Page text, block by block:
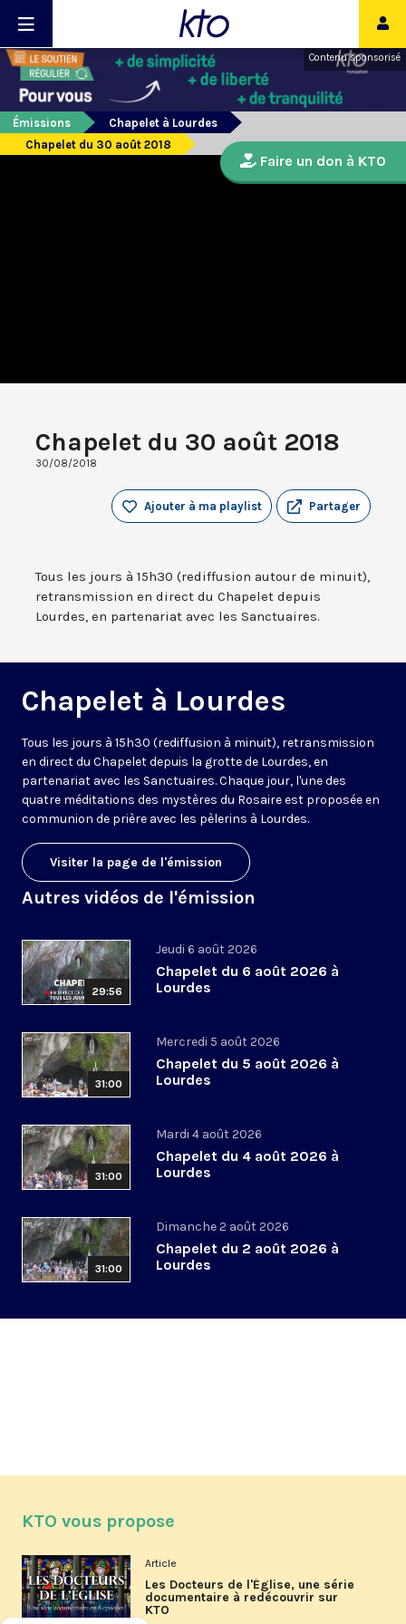
Contenu sponsorisé
Émissions
Chapelet à Lourdes
Chapelet du 30 août 2018
Chapelet du 30 août 2018
30/08/2018
Partager
Ajouter à ma playlist
Tous les jours à 15h30 (rediffusion autour de minuit),
retransmission en direct du Chapelet depuis
Lourdes, en partenariat avec les Sanctuaires.
Chapelet à Lourdes
Tous les jours à 15h30 (rediffusion à minuit), retransmission
en direct du Chapelet depuis la grotte de Lourdes, en
partenariat avec les Sanctuaires. Chaque jour, l'une des
quatre méditations des mystères du Rosaire est proposée en
communion de prière avec les pèlerins à Lourdes.
Visiter la page de l'émission
Autres vidéos de l'émission
29:56
Jeudi 6 août 2026
Chapelet du 6 août 2026 à
Lourdes
31:00
Mercredi 5 août 2026
Chapelet du 5 août 2026 à
Lourdes
31:00
Mardi 4 août 2026
Chapelet du 4 août 2026 à
Lourdes
31:00
Dimanche 2 août 2026
Chapelet du 2 août 2026 à
Lourdes
Faire un don à KTO
KTO vous propose
Article
Les Docteurs de l'Église, une série
documentaire à redécouvrir sur
KTO